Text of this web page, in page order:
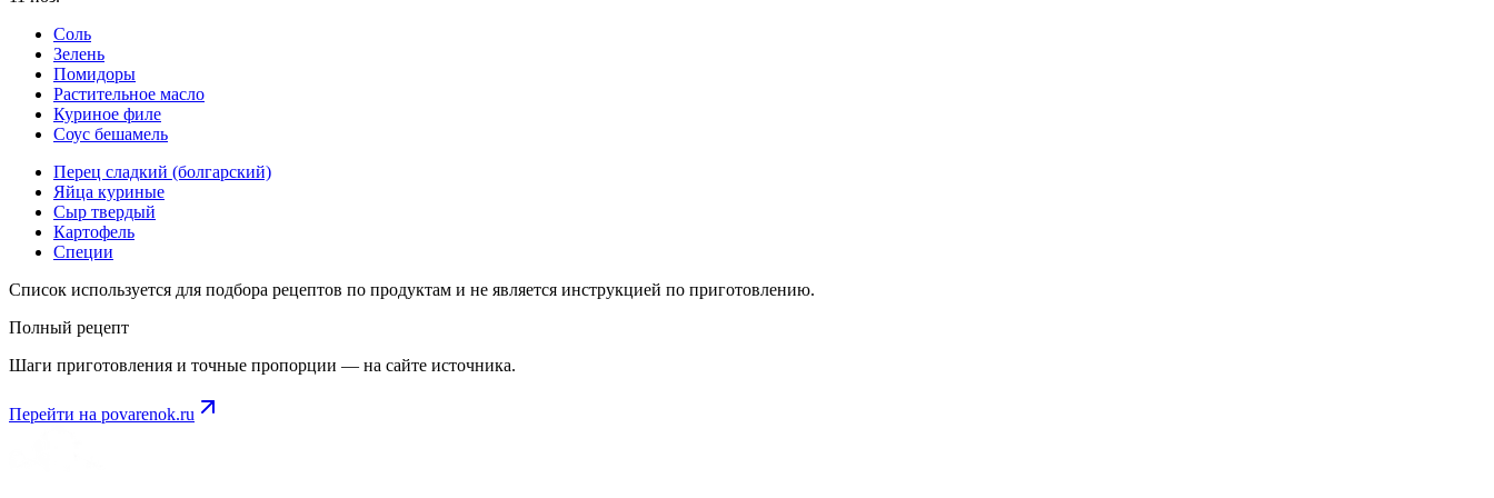
Соль
Зелень
Помидоры
Растительное масло
Куриное филе
Соус бешамель
Перец сладкий (болгарский)
Яйца куриные
Сыр твердый
Картофель
Специи
Список используется для подбора рецептов по продуктам и не является инструкцией по приготовлению.
Полный рецепт
Шаги приготовления и точные пропорции — на сайте источника.
Перейти на povarenok.ru